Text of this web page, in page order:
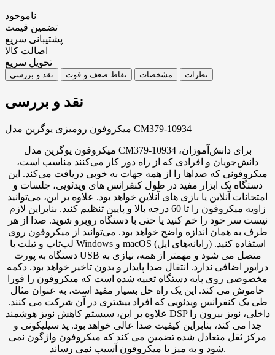
ناموجود
تضمین قیمت
پشتیبانی سریع
اصالت کالا
تحویل سریع
نقد و بررسی نقاط ضعف و قوت مشخصات نظرات
نقد و بررسی
میکروفون رومیزی یوگرین مدل CM379-10934
میکروفون یوگرین مدل CM379-10934 برای دانش‌آموزان،
دانش‌جویان و افرادی که از راه دور کار می‌کنند مناسب است،
میکروفونی که صداها را از همه جهات به خوبی دریافت می‌کند. این
دستگاه یک ابزار مفید در طول کنفرانس های ویدئویی، جلسات و
امتحانات آنلاین یا بازی های آنلاین خواهد بود. علاوه بر این، می‌توانید
زاویه میکروفون را تا 60 درجه بالا و پایین تنظیم کنید. بنابراین لازم
نیست سر خود را خم کنید یا حتی با دستگاه روبرو شوید. صدا از هر
طرف به همان اندازه واضح خواهد بود. می‌توانید از میکروفون روی
لپ‌تاپ و تبلت با Windows و macOS (رایانه‌های اپل) استفاده کنید.
دستگاه به پورت USB متصل می شود و مهمتر از همه، نیازی به
درایور اضافی ندارد. انتقال صدا پایدار و بدون تاخیر خواهد بود. دکمه
مخصوصی روی پایه دستگاه تعبیه شده است که میکروفون را فورا
خاموش می کند. این یک راه حل بسیار مفید است، به عنوان مثال
طی یک کنفرانس ویدئویی که افراد بیشتری در آن شرکت می کنند.
علاوه بر این، سیستم کاهش نویز هوشمند DSP داخلی، نویز بیرون را
جدا می کند، بنابراین کیفیت صدا عالی خواهد بود. پد سیلیکونی و
مرکز ثقل متعادل شده تضمین می کند که میکروفون واژگون نمی
شود و به میز یا میکروفون آسیب نمی رساند.